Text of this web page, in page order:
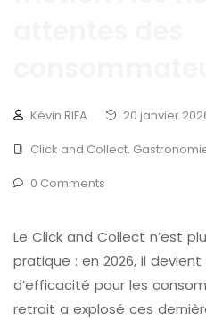
Kévin RIFA
20 janvier
Click and Collect,
0 Comments
Le Click and Collect n’est
pratique : en 2026, il
d’efficacité pour les
retrait a explosé ces